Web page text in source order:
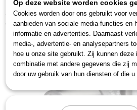
lengte (l l1): 82 mm
Ook interessant
Op deze website worden cookies
Cookies worden door ons gebruikt voor
aanbieden van sociale media-functies en
informatie en advertenties. Daarnaast
media-, advertentie- en analysepartners
hoe u onze site gebruikt. Zij kunnen deze
combinatie met andere gegevens die zij
door uw gebruik van hun diensten of die